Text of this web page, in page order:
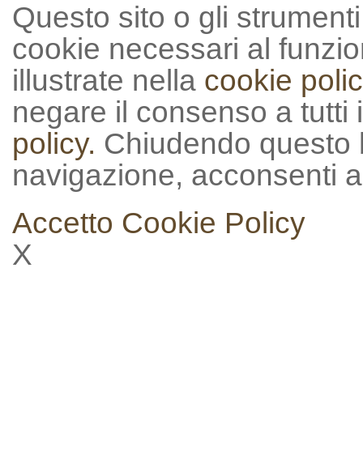
Questo sito o gli
cookie necessari al
illustrate nella cookie
negare il consenso a
policy. Chiudendo
navigazione, acconsenti
Accetto Cookie Policy
X